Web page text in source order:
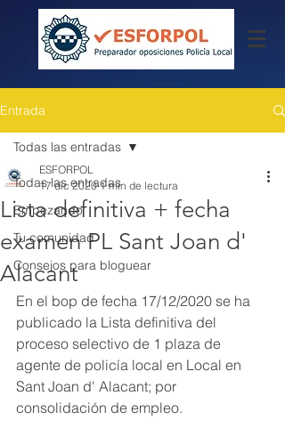
Entrada
Todas las entradas
Empezando
Tu comunidad
Consejos para bloguear
Todas las entradas
Lista definitiva + fecha
examen PL Sant Joan d'
Alacant
ESFORPOL
17 dic 2020 1 min de lectura
En el bop de fecha 17/12/2020 se ha
publicado la Lista definitiva del
proceso selectivo de 1 plaza de
agente de policía local en Local en
Sant Joan d' Alacant; por
consolidación de empleo.